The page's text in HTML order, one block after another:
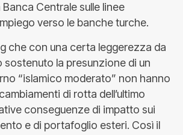
Banca Centrale sulle linee
verso le banche turche.
che con una certa leggerezza da
sostenuto la presunzione di un
“islamico moderato” non hanno
di rotta dell’ultimo
conseguenze di impatto sui
e di portafoglio esteri. Così il